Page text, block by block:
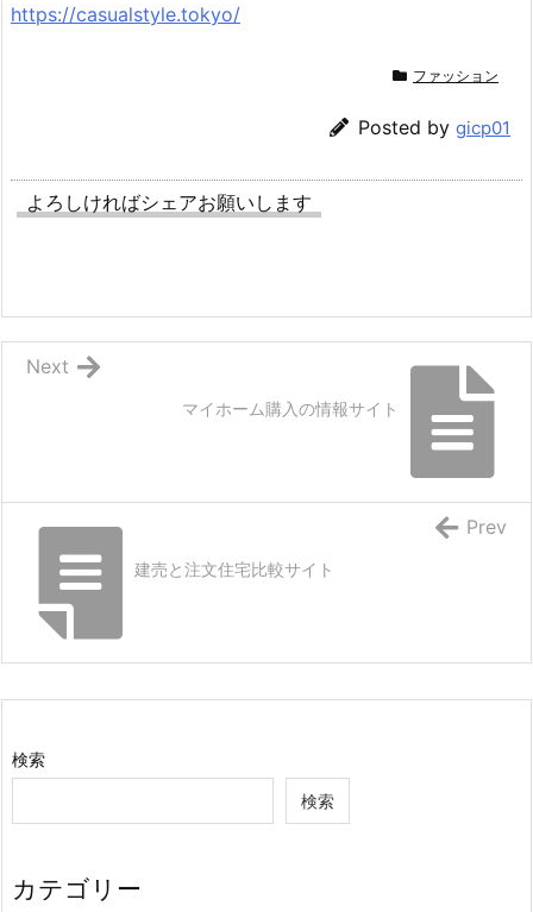
https://casualstyle.tokyo/
ファッション
Posted by gicp01
よろしければシェアお願いします
マイホーム購入の情報サイト
Next
建売と注文住宅比較サイト
Prev
検索
検索
カテゴリー